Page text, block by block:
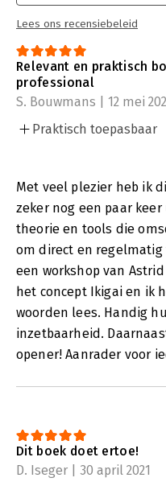
Lees ons recensiebeleid
Relevant en praktisch
professional
S. Bouwmans | 12 mei
Praktisch toepasbaar
Met veel plezier heb ik
zeker nog een paar
theorie en tools die
om direct en regelmatig
een workshop van
het concept Ikigai en ik
woorden lees. Handig
inzetbaarheid.
opener! Aanrader voor
Dit boek doet ertoe!
D. Iseger | 30 april 2021